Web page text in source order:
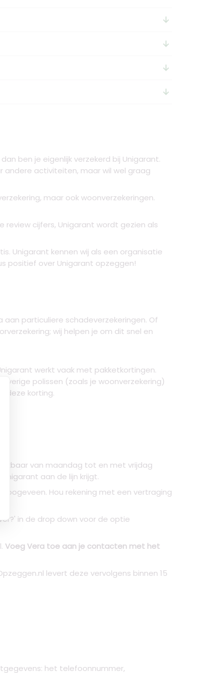
arrow_downward_alt
arrow_downward_alt
arrow_downward_alt
arrow_downward_alt
ben je eigenlijk verzekerd bij Unigarant.
andere activiteiten, maar wil wel graag
maar ook woonverzekeringen.
review cijfers, Unigarant wordt gezien als
Unigarant kennen wij als een organisatie
positief over Unigarant opzeggen!
aan particuliere schadeverzekeringen. Of
wij helpen je om dit snel en
werkt vaak met pakketkortingen.
polissen (zoals je woonverzekering)
deze korting.
van maandag tot en met vrijdag
aan de lijn krijgt.
Hoogeveen. Hou rekening met een vertraging
in de drop down voor de optie
Voeg Vera toe aan je contacten met het
levert deze vervolgens binnen 15
het telefoonnummer,